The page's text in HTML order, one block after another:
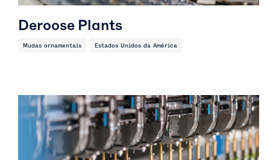
Deroose Plants
Mudas ornamentais Estados Unidos da América